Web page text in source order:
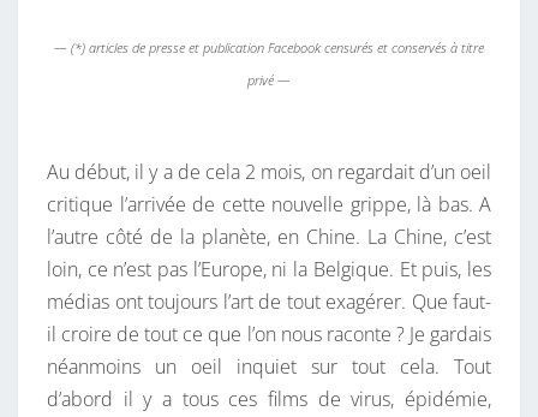
I
E
A
— (*) articles de presse et publication Facebook censurés et conservés à titre
privé —
Au début, il y a de cela 2 mois, on regardait d’un oeil
critique l’arrivée de cette nouvelle grippe, là bas. A
l’autre côté de la planète, en Chine. La Chine, c’est
loin, ce n’est pas l’Europe, ni la Belgique. Et puis, les
médias ont toujours l’art de tout exagérer. Que faut-
il croire de tout ce que l’on nous raconte ? Je gardais
néanmoins un oeil inquiet sur tout cela. Tout
d’abord il y a tous ces films de virus, épidémie,